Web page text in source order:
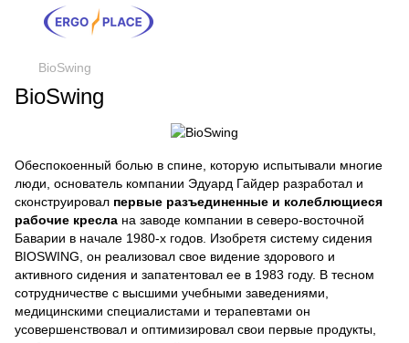
BioSwing
BioSwing
Обеспокоенный болью в спине, которую испытывали многие
люди, основатель компании Эдуард Гайдер разработал и
сконструировал первые разъединенные и колеблющиеся
рабочие кресла на заводе компании в северо-восточной
Баварии в начале 1980-х годов. Изобретя систему сидения
BIOSWING, он реализовал свое видение здорового и
активного сидения и запатентовал ее в 1983 году. В тесном
сотрудничестве с высшими учебными заведениями,
медицинскими специалистами и терапевтами он
усовершенствовал и оптимизировал свои первые продукты,